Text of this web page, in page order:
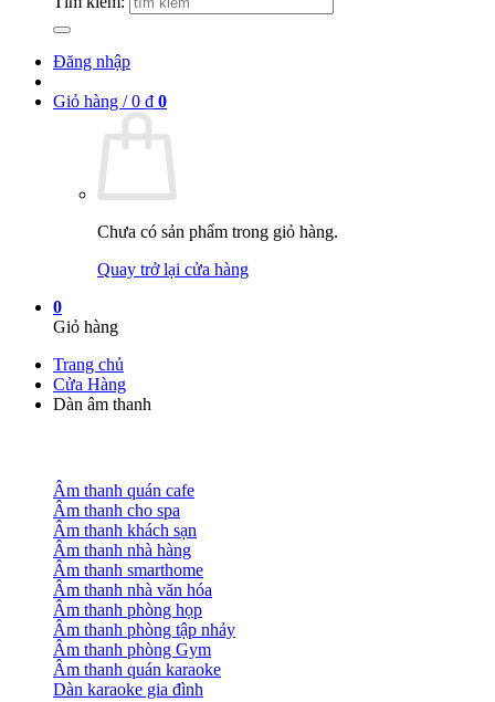
Đăng nhập
Giỏ hàng /0 ₫ 0
Chưa có sản phẩm trong giỏ hàng.
Quay trở lại cửa hàng
0
Giỏ hàng
Trang chủ
Cửa Hàng
Dàn âm thanh
Âm thanh quán cafe
Âm thanh cho spa
Âm thanh khách sạn
Âm thanh nhà hàng
Âm thanh smarthome
Âm thanh nhà văn hóa
Âm thanh phòng họp
Âm thanh phòng tập nhảy
Âm thanh phòng Gym
Âm thanh quán karaoke
Dàn karaoke gia đình